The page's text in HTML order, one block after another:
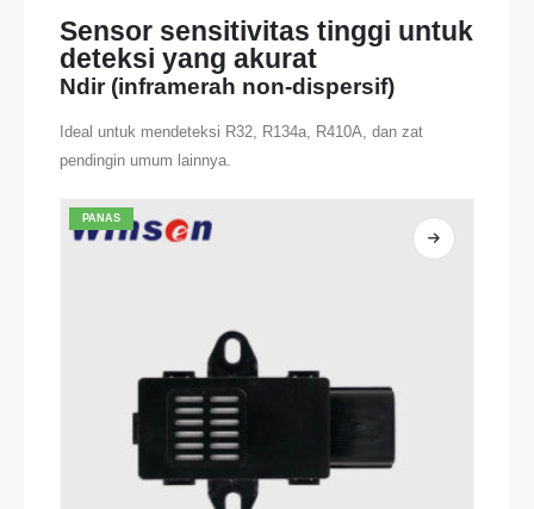
Sensor sensitivitas tinggi untuk
deteksi yang akurat
Ndir (inframerah non-dispersif)
Ideal untuk mendeteksi R32, R134a, R410A, dan zat
pendingin umum lainnya.
PANAS